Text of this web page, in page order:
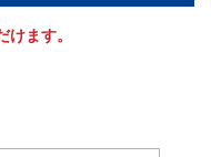
ます。